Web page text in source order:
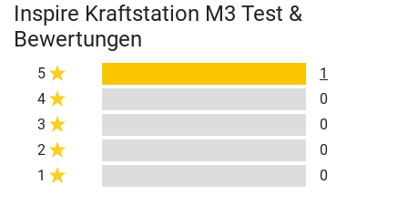
Inspire Kraftstation M3 Test &
Bewertungen
5
1
4
0
3
0
2
0
1
0